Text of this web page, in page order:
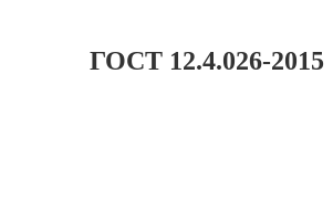
ГОСТ 12.4.026-2015